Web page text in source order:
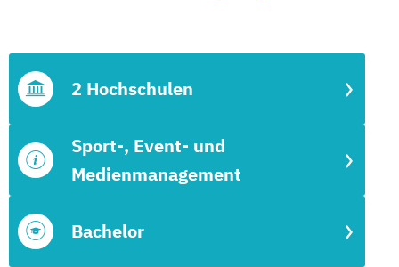
Bachelor
Sport-, Event- und
Medienmanagement
2 Hochschulen